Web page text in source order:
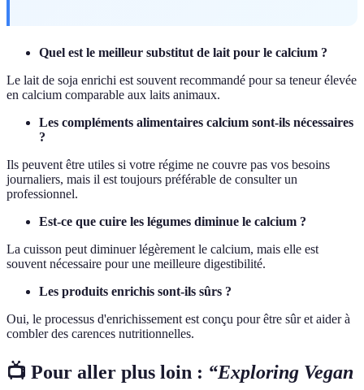
Quel est le meilleur substitut de lait pour le calcium ?
Le lait de soja enrichi est souvent recommandé pour sa teneur élevée
en calcium comparable aux laits animaux.
Les compléments alimentaires calcium sont-ils nécessaires
?
Ils peuvent être utiles si votre régime ne couvre pas vos besoins
journaliers, mais il est toujours préférable de consulter un
professionnel.
Est-ce que cuire les légumes diminue le calcium ?
La cuisson peut diminuer légèrement le calcium, mais elle est
souvent nécessaire pour une meilleure digestibilité.
Les produits enrichis sont-ils sûrs ?
Oui, le processus d'enrichissement est conçu pour être sûr et aider à
combler des carences nutritionnelles.
📺 Pour aller plus loin : “Exploring Vegan